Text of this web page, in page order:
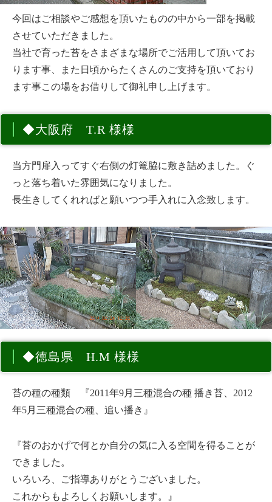
今回はご相談やご感想を頂いたものの中から一部を掲載
させていただきました。
当社で育った苔をさまざまな場所でご活用して頂いてお
ります事、また日頃からたくさんのご支持を頂いており
ます事この場をお借りして御礼申し上げます。
◆大阪府 T.R 様様
当方門扉入ってすぐ右側の灯篭脇に敷き詰めました。ぐ
っと落ち着いた雰囲気になりました。
長生きしてくれればと願いつつ手入れに入念致します。
◆徳島県 H.M 様様
苔の種の種類 『2011年9月三種混合の種 播き苔、2012
年5月三種混合の種、追い播き』
『苔のおかげで何とか自分の気に入る空間を得ることが
できました。
いろいろ、ご指導ありがとうございました。
これからもよろしくお願いします。』